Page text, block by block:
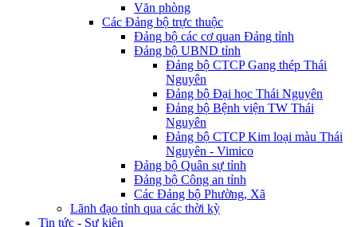
Văn phòng
Các Đảng bộ trực thuộc
Đảng bộ các cơ quan Đảng tỉnh
Đảng bộ UBND tỉnh
Đảng bộ CTCP Gang thép Thái
Nguyên
Đảng bộ Đại học Thái Nguyên
Đảng bộ Bệnh viện TW Thái
Nguyên
Đảng bộ CTCP Kim loại màu Thái
Nguyên - Vimico
Đảng bộ Quân sự tỉnh
Đảng bộ Công an tỉnh
Các Đảng bộ Phường, Xã
Lãnh đạo tỉnh qua các thời kỳ
Tin tức - Sự kiện